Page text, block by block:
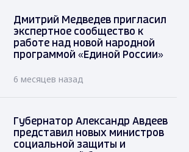
Дмитрий Медведев пригласил
экспертное сообщество к
работе над новой народной
программой «Единой России»
6 месяцев назад
Губернатор Александр Авдеев
представил новых министров
социальной защиты и